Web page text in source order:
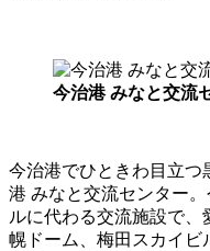
今治港 みなと交流
今治港でひときわ目立つ
港 みなと交流センター
ルに代わる交流施設で
幌ドーム、梅田スカイビ